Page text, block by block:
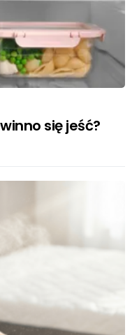
się jeść?